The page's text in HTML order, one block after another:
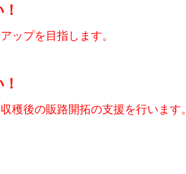
ップを目指します。
穫後の販路開拓の支援を行います。